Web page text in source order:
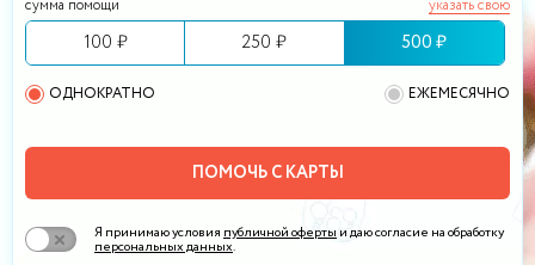
сумма помощи указать свою
100 ₽ 250 ₽ 500 ₽
ОДНОКРАТНО ЕЖЕМЕСЯЧНО
ПОМОЧЬ С КАРТЫ
Я принимаю условия публичной оферты и даю согласие на обработку
персональных данных.